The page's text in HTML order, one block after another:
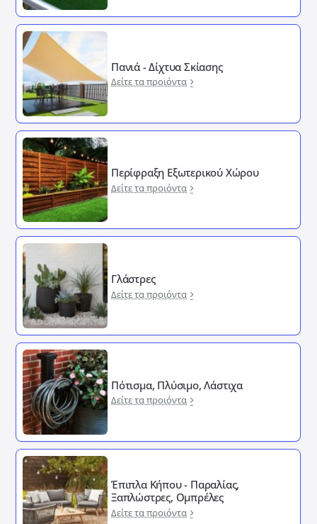
Πανιά - Δίχτυα Σκίασης
Δείτε τα προιόντα
Περίφραξη Εξωτερικού Χώρου
Δείτε τα προιόντα
Γλάστρες
Δείτε τα προιόντα
Πότισμα, Πλύσιμο, Λάστιχα
Δείτε τα προιόντα
Έπιπλα Κήπου - Παραλίας,
Ξαπλώστρες, Ομπρέλες
Δείτε τα προιόντα